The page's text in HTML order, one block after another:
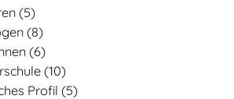
(5)
(8)
(6)
(10)
Profil (5)